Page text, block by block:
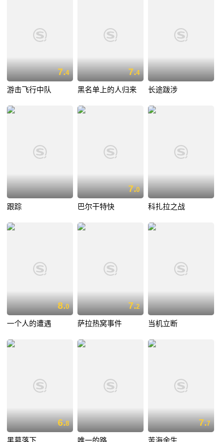
7.4
游击飞行中队
7.4
黑名单上的人归来 长途跋涉
跟踪
7.0
巴尔干特快 科扎拉之战
8.0
一个人的遭遇
7.2
萨拉热窝事件 当机立断
6.8 7.7